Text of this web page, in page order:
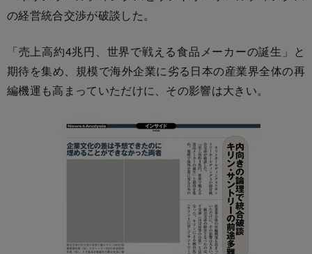
の経営統合交渉が破談した。
「売上高約4兆円、世界で戦える食品メーカーの誕生」と
期待を集め、規模で海外企業に劣る日本の産業界全体の再
編機運も高まっていただけに、その影響は大きい。